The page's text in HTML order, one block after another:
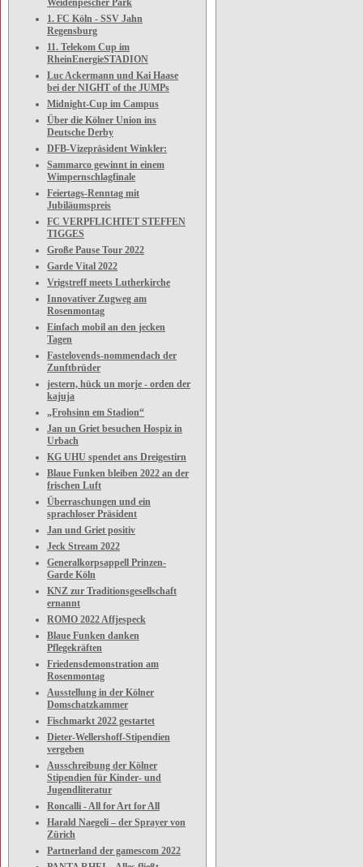
Weidenpescher Park
1. FC Köln - SSV Jahn
Regensburg
11. Telekom Cup im
RheinEnergieSTADION
Luc Ackermann und Kai Haase
bei der NIGHT of the JUMPs
Midnight-Cup im Campus
Über die Kölner Union ins
Deutsche Derby
DFB-Vizepräsident Winkler:
Sammarco gewinnt in einem
Wimpernschlagfinale
Feiertags-Renntag mit
Jubiläumspreis
FC VERPFLICHTET STEFFEN
TIGGES
Große Pause Tour 2022
Garde Vital 2022
Vrigstreff meets Lutherkirche
Innovativer Zugweg am
Rosenmontag
Einfach mobil an den jecken
Tagen
Fastelovends-nommendach der
Zunftbrüder
jestern, hück un morje - orden der
kajuja
„Frohsinn em Stadion“
Jan un Griet besuchen Hospiz in
Urbach
KG UHU spendet ans Dreigestirn
Blaue Funken bleiben 2022 an der
frischen Luft
Überraschungen und ein
sprachloser Präsident
Jan und Griet positiv
Jeck Stream 2022
Generalkorpsappell Prinzen-
Garde Köln
KNZ zur Traditionsgesellschaft
ernannt
ROMO 2022 Affjespeck
Blaue Funken danken
Pflegekräften
Friedensdemonstration am
Rosenmontag
Ausstellung in der Kölner
Domschatzkammer
Fischmarkt 2022 gestartet
Dieter-Wellershoff-Stipendien
vergeben
Ausschreibung der Kölner
Stipendien für Kinder- und
Jugendliteratur
Roncalli - All for Art for All
Harald Naegeli – der Sprayer von
Zürich
Partnerland der gamescom 2022